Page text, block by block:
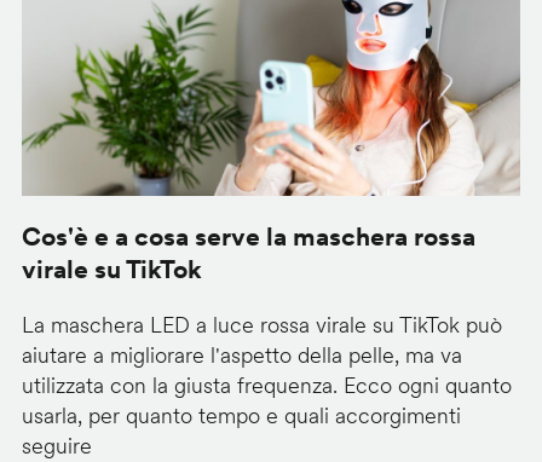
Cos'è e a cosa serve la maschera rossa
virale su TikTok
La maschera LED a luce rossa virale su TikTok può
aiutare a migliorare l'aspetto della pelle, ma va
utilizzata con la giusta frequenza. Ecco ogni quanto
usarla, per quanto tempo e quali accorgimenti
seguire